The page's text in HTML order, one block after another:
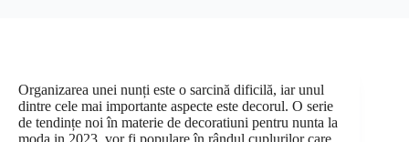
Organizarea unei nunți este o sarcină dificilă, iar unul
dintre cele mai importante aspecte este decorul. O serie
de tendințe noi în materie de decoratiuni pentru nunta la
moda in 2023, vor fi populare în rândul cuplurilor care